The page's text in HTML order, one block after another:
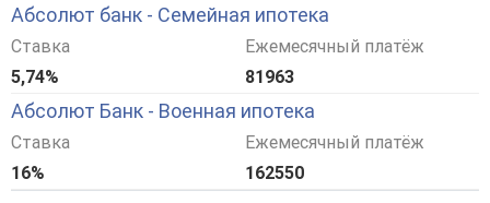
Абсолют банк - Семейная ипотека
Ставка
5,74%
Ежемесячный платёж
81963
Абсолют Банк - Военная ипотека
Ставка
16%
Ежемесячный платёж
162550